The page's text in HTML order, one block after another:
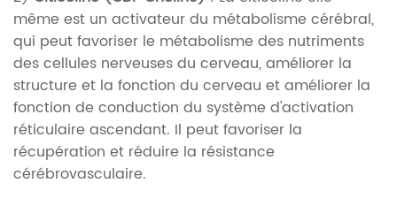
même est un activateur du métabolisme cérébral,
qui peut favoriser le métabolisme des nutriments
des cellules nerveuses du cerveau, améliorer la
structure et la fonction du cerveau et améliorer la
fonction de conduction du système d'activation
réticulaire ascendant. Il peut favoriser la
récupération et réduire la résistance
cérébrovasculaire.